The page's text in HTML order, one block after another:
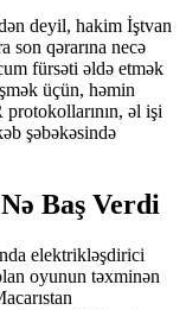
deyil, hakim İştvan
son qərarına necə
fürsəti əldə etmək
üçün, həmin
əl işi
şəbəkəsində
Baş Verdi
elektrikləşdirici
oyunun təxminən